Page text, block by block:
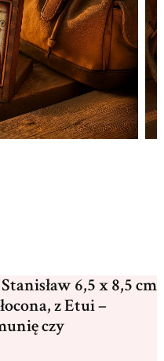
6,5 x 8,5 cm
z Etui –
czy